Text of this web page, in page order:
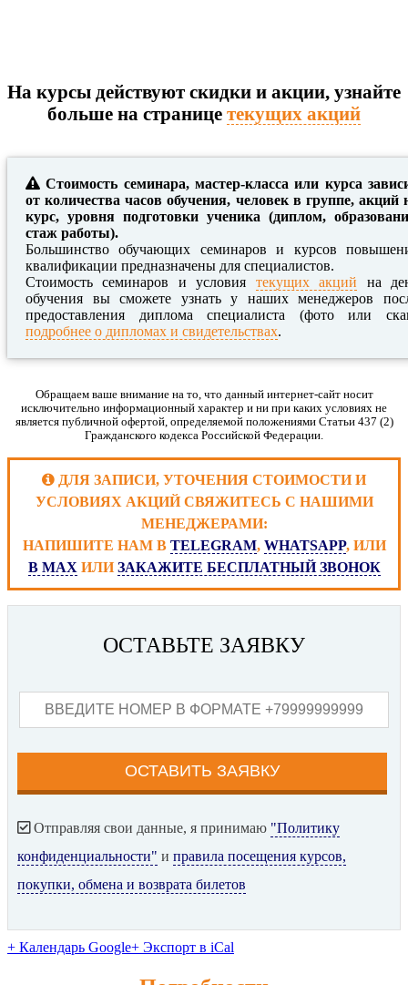
На курсы действуют скидки и акции, узнайте
больше на странице текущих акций
Стоимость семинара, мастер-класса или курса
от количества часов обучения, человек в группе, акций
курс, уровня подготовки ученика (диплом,
стаж работы).
Большинство обучающих семинаров и курсов
квалификации предназначены для специалистов.
Стоимость семинаров и условия текущих акций на
обучения вы сможете узнать у наших менеджеров
предоставления диплома специалиста (фото или
подробнее о дипломах и свидетельствах.
Обращаем ваше внимание на то, что данный интернет-сайт носит
исключительно информационный характер и ни при каких условиях не
является публичной офертой, определяемой положениями Статьи 437 (2)
Гражданского кодекса Российской Федерации.
ДЛЯ ЗАПИСИ, УТОЧЕНИЯ СТОИМОСТИ И
УСЛОВИЯХ АКЦИЙ СВЯЖИТЕСЬ С НАШИМИ
МЕНЕДЖЕРАМИ:
НАПИШИТЕ НАМ В TELEGRAM, WHATSAPP, ИЛИ
В MAX ИЛИЗАКАЖИТЕ БЕСПЛАТНЫЙ ЗВОНОК
ОСТАВЬТЕ ЗАЯВКУ
Отправляя свои данные, я принимаю "Политику
конфиденциальности" и правила посещения курсов,
покупки, обмена и возврата билетов
+ Календарь Google+ Экспорт в iCal